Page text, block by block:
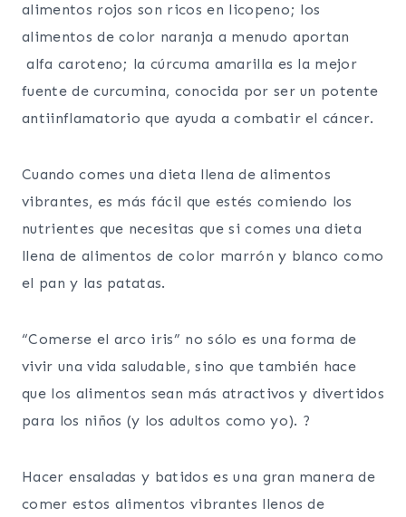
alimentos rojos son ricos en licopeno; los
alimentos de color naranja a menudo aportan
alfa caroteno; la cúrcuma amarilla es la mejor
fuente de curcumina, conocida por ser un potente
antiinflamatorio que ayuda a combatir el cáncer.
Cuando comes una dieta llena de alimentos
vibrantes, es más fácil que estés comiendo los
nutrientes que necesitas que si comes una dieta
llena de alimentos de color marrón y blanco como
el pan y las patatas.
“Comerse el arco iris” no sólo es una forma de
vivir una vida saludable, sino que también hace
que los alimentos sean más atractivos y divertidos
para los niños (y los adultos como yo). ?
Hacer ensaladas y batidos es una gran manera de
comer estos alimentos vibrantes llenos de